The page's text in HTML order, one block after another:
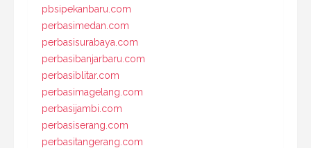
pbsipekanbaru.com
perbasimedan.com
perbasisurabaya.com
perbasibanjarbaru.com
perbasiblitar.com
perbasimagelang.com
perbasijambi.com
perbasiserang.com
perbasitangerang.com